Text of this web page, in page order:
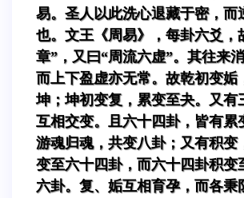
易。圣人以此洗心退藏于密，而
也。文王《周易》，每卦六爻，
章”，又曰“周流六虚”。其往来
而上下盈虚亦无常。故乾初变姤
坤；坤初变复，累变至夬。又有
互相交变。且六十四卦，皆有累
游魂归魂，共变八卦；又有积变
变至六十四卦，而六十四卦积变
六卦。复、姤互相育孕，而各秉